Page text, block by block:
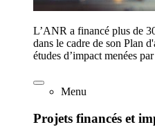
L’ANR a financé plus de
dans le cadre de son Plan
études d’impact menées
Menu
Projets financés et